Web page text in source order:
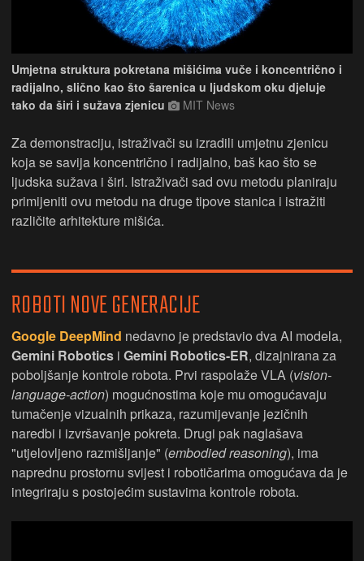
Umjetna struktura pokretana mišićima vuče i koncentrično i
radijalno, slično kao što šarenica u ljudskom oku djeluje
tako da širi i sužava zjenicu
MIT News
Za demonstraciju, istraživači su izradili umjetnu zjenicu
koja se savija koncentrično i radijalno, baš kao što se
ljudska sužava i širi. Istraživači sad ovu metodu planiraju
primijeniti ovu metodu na druge tipove stanica i istražiti
različite arhitekture mišića.
ROBOTI NOVE GENERACIJE
Google DeepMind nedavno je predstavio dva AI modela,
Gemini Robotics i Gemini Robotics-ER, dizajnirana za
poboljšanje kontrole robota. Prvi raspolaže VLA (vision-
language-action) mogućnostima koje mu omogućavaju
tumačenje vizualnih prikaza, razumijevanje jezičnih
naredbi i izvršavanje pokreta. Drugi pak naglašava
"utjelovljeno razmišljanje" (embodied reasoning), ima
naprednu prostornu svijest i robotičarima omogućava da je
integriraju s postojećim sustavima kontrole robota.